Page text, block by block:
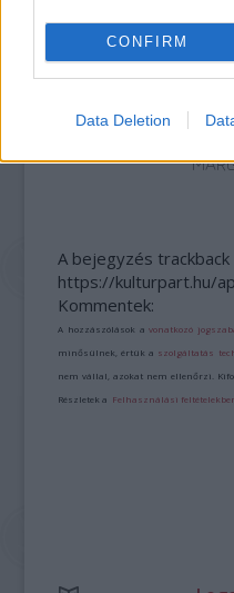
CONFIRM
Data Deletion
A bejegyzés trackback
https://kulturpart.hu/
Kommentek:
A hozzászólások avonatkozó
minősülnek, értük a szolgáltatás
nem vállal, azokat nem ellenőrzi.
Részletek a Felhasználási